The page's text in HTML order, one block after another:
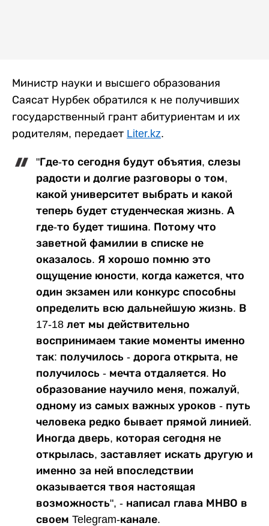
Министр науки и высшего образования
Саясат Нурбек обратился к не получивших
государственный грант абитуриентам и их
родителям, передает Liter.kz.
"Где-то сегодня будут объятия, слезы
радости и долгие разговоры о том,
какой университет выбрать и какой
теперь будет студенческая жизнь. А
где-то будет тишина. Потому что
заветной фамилии в списке не
оказалось. Я хорошо помню это
ощущение юности, когда кажется, что
один экзамен или конкурс способны
определить всю дальнейшую жизнь. В
17-18 лет мы действительно
воспринимаем такие моменты именно
так: получилось - дорога открыта, не
получилось - мечта отдаляется. Но
образование научило меня, пожалуй,
одному из самых важных уроков - путь
человека редко бывает прямой линией.
Иногда дверь, которая сегодня не
открылась, заставляет искать другую и
именно за ней впоследствии
оказывается твоя настоящая
возможность", - написал глава МНВО в
своем Telegram-канале.